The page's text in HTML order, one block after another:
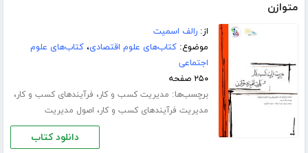
متوازن
از:رالف اسمیت
موضوع:کتاب‌های علوم اقتصادی،کتاب‌های علوم
اجتماعی
۲۵۰ صفحه
برچسب‌ها: مدیریت کسب و کار، فرآیندهای کسب و کار،
مدیریت فرآیندهای کسب و کار، اصول مدیریت
دانلود کتاب